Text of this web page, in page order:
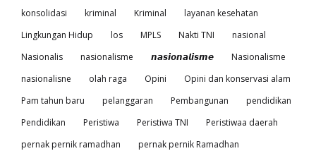
konsolidasi kriminal Kriminal
layanan kesehatan
Lingkungan Hidup
los MPLS Nakti TNI
nasional
Nasionalis
nasionalisme 𝙣𝙖𝙨𝙞𝙤𝙣𝙖𝙡𝙞𝙨𝙢𝙚
Nasionalisme
nasionalisne
olah raga Opini
Opini dan konservasi alam
Pam tahun baru
pelanggaran Pembangunan
pendidikan
Pendidikan
Peristiwa Peristiwa TNI
Peristiwaa daerah
pernak pernik ramadhan
pernak pernik Ramadhan